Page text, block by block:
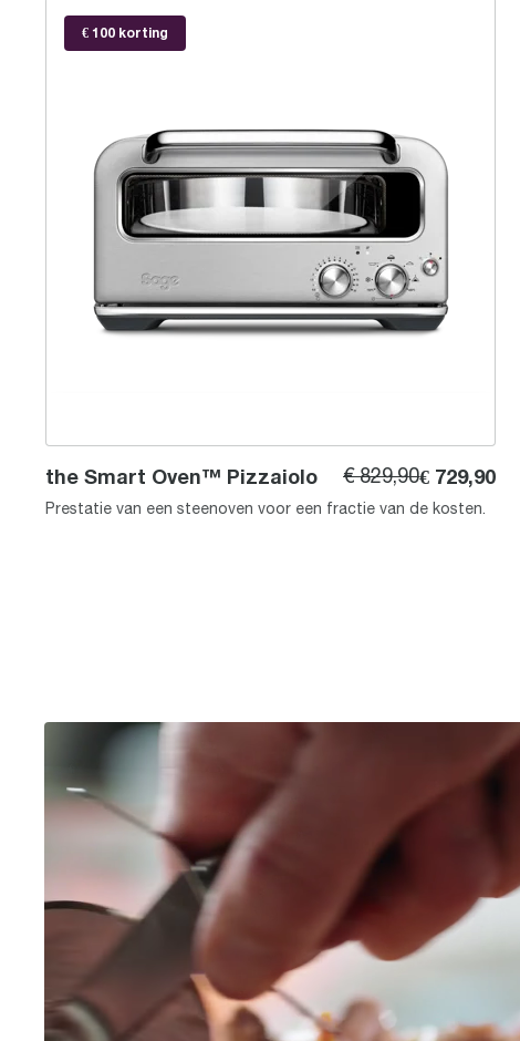
the Smart Oven™ Pizzaiolo
€ 100 korting
the Smart Oven™ Pizzaiolo € 829,90€ 729,90
Prestatie van een steenoven voor een fractie van de kosten.